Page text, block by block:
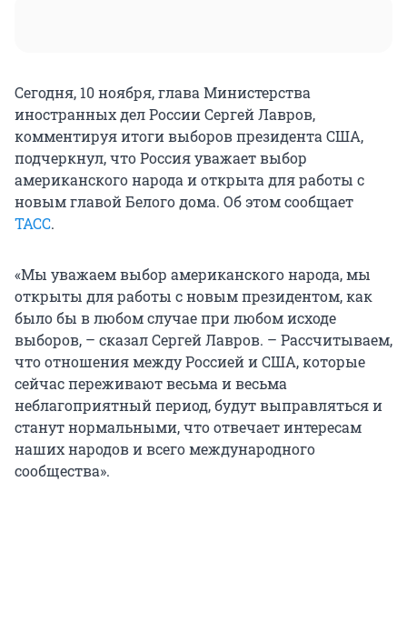
Сегодня, 10 ноября, глава Министерства
иностранных дел России Сергей Лавров,
комментируя итоги выборов президента США,
подчеркнул, что Россия уважает выбор
американского народа и открыта для работы с
новым главой Белого дома. Об этом сообщает
ТАСС.
«Мы уважаем выбор американского народа, мы
открыты для работы с новым президентом, как
было бы в любом случае при любом исходе
выборов, – сказал Сергей Лавров. – Рассчитываем,
что отношения между Россией и США, которые
сейчас переживают весьма и весьма
неблагоприятный период, будут выправляться и
станут нормальными, что отвечает интересам
наших народов и всего международного
сообщества».